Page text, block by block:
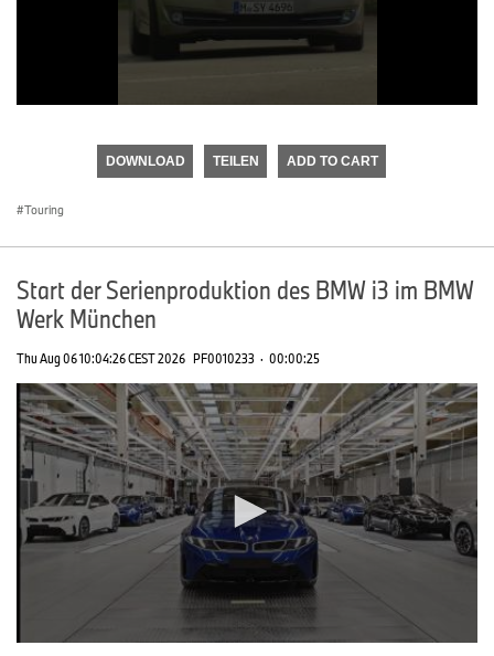
DOWNLOAD TEILEN ADD TO CART
Touring
Start der Serienproduktion des BMW i3 im BMW
Werk München
Thu Aug 06 10:04:26 CEST 2026 PF0010233 · 00:00:25